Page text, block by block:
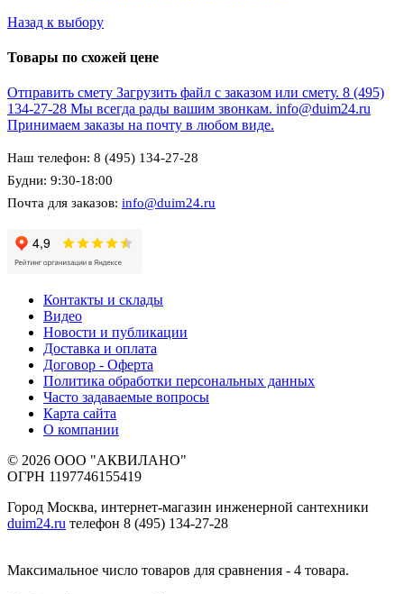
Назад к выбору
Товары по схожей цене
Отправить смету Загрузить файл с заказом или смету. 8 (495)
134-27-28 Мы всегда рады вашим звонкам. info@duim24.ru
Принимаем заказы на почту в любом виде.
Наш телефон: 8 (495) 134-27-28
Будни: 9:30-18:00
Почта для заказов: info@duim24.ru
Контакты и склады
Видео
Новости и публикации
Доставка и оплата
Договор - Оферта
Политика обработки персональных данных
Часто задаваемые вопросы
Карта сайта
О компании
© 2026 ООО "АКВИЛАНО"
ОГРН 1197746155419
Город Москва, интернет-магазин инженерной сантехники
duim24.ru телефон 8 (495) 134-27-28
Максимальное число товаров для сравнения - 4 товара.